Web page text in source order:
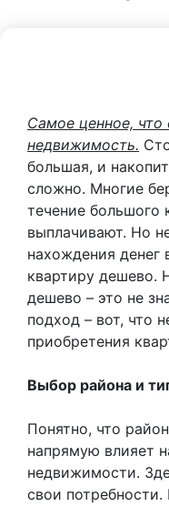
Самое ценное, что
недвижимость.
большая, и
сложно. Многие
течение большого
выплачивают. Но
нахождения денег
квартиру дешево.
дешево – это не
подход – вот, что
приобретения
Выбор района и
Понятно, что
напрямую влияет
недвижимости.
свои